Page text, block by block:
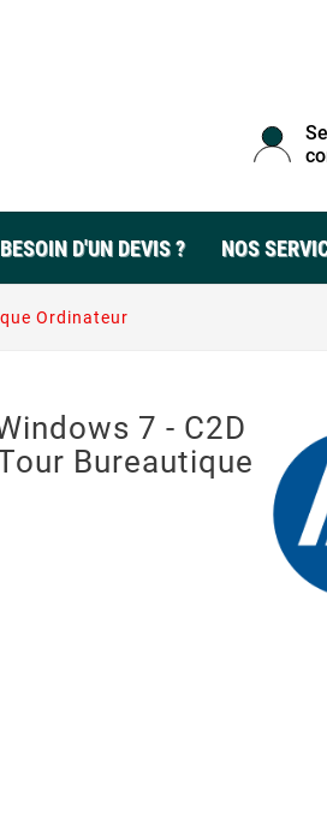
Se
BESOIN D'UN DEVIS ? NOS
Ordinateur
7 - C2D
Bureautique